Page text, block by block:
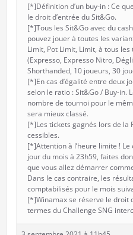
[*]Définition d’un buy-in : Ce
le droit d’entrée du Sit&Go.
[*]Tous les Sit&Go avec du
pouvez jouer à toutes les
Limit, Pot Limit, Limit, à tous
(Expresso, Expresso Nitro,
Shorthanded, 10 joueurs, 30
[*]En cas d’égalité entre deux
selon le ratio : Sit&Go / Buy-in.
nombre de tournoi pour le
sera mieux classé.
[*]Les tickets gagnés lors de la
cessibles.
[*]Attention à l’heure limite !
jour du mois à 23h59, faites
que vous allez démarrer
Dans le cas contraire, les
comptabilisés pour le mois
[*]Winamax se réserve le droit
termes du Challenge SNG